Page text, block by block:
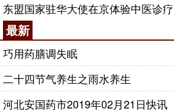
东盟国家驻华大使在京体验中医诊疗
最新
巧用药膳调失眠
二十四节气养生之雨水养生
河北安国药市2019年02月21日快讯